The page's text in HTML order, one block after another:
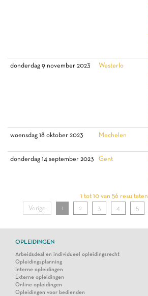
donderdag 9 november 2023 Westerlo
woensdag 18 oktober 2023 Mechelen
donderdag 14 september 2023 Gent
1 tot 10 van 56 resultaten
Vorige
1 2 3 4 5
OPLEIDINGEN
Arbeidsdeal en individueel opleidingsrecht
Opleidingsplanning
Interne opleidingen
Externe opleidingen
Online opleidingen
Opleidingen voor bedienden